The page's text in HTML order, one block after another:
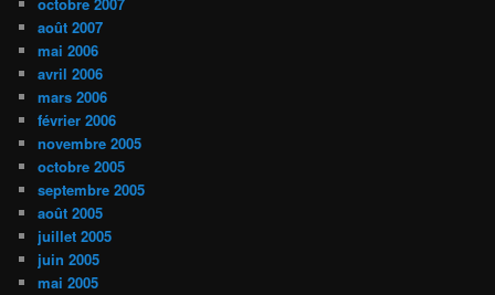
octobre 2007
août 2007
mai 2006
avril 2006
mars 2006
février 2006
novembre 2005
octobre 2005
septembre 2005
août 2005
juillet 2005
juin 2005
mai 2005